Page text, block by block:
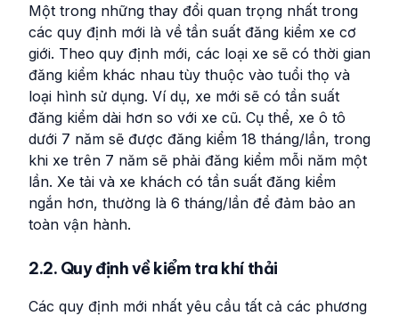
Một trong những thay đổi quan trọng nhất trong
các quy định mới là về tần suất đăng kiểm xe cơ
giới. Theo quy định mới, các loại xe sẽ có thời gian
đăng kiểm khác nhau tùy thuộc vào tuổi thọ và
loại hình sử dụng. Ví dụ, xe mới sẽ có tần suất
đăng kiểm dài hơn so với xe cũ. Cụ thể, xe ô tô
dưới 7 năm sẽ được đăng kiểm 18 tháng/lần, trong
khi xe trên 7 năm sẽ phải đăng kiểm mỗi năm một
lần. Xe tải và xe khách có tần suất đăng kiểm
ngắn hơn, thường là 6 tháng/lần để đảm bảo an
toàn vận hành.
2.2. Quy định về kiểm tra khí thải
Các quy định mới nhất yêu cầu tất cả các phương